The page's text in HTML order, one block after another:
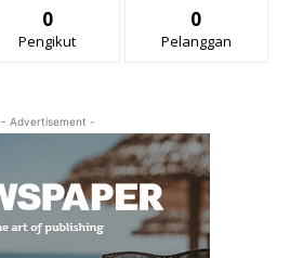
0
Pengikut
0
Pelanggan
- Advertisement -